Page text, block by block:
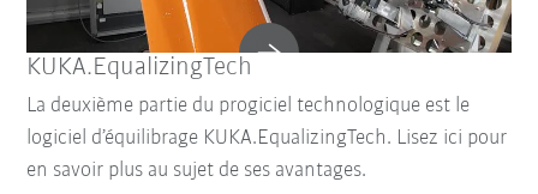
KUKA.EqualizingTech
La deuxième partie du progiciel technologique est le
logiciel d’équilibrage KUKA.EqualizingTech. Lisez ici pour
en savoir plus au sujet de ses avantages.